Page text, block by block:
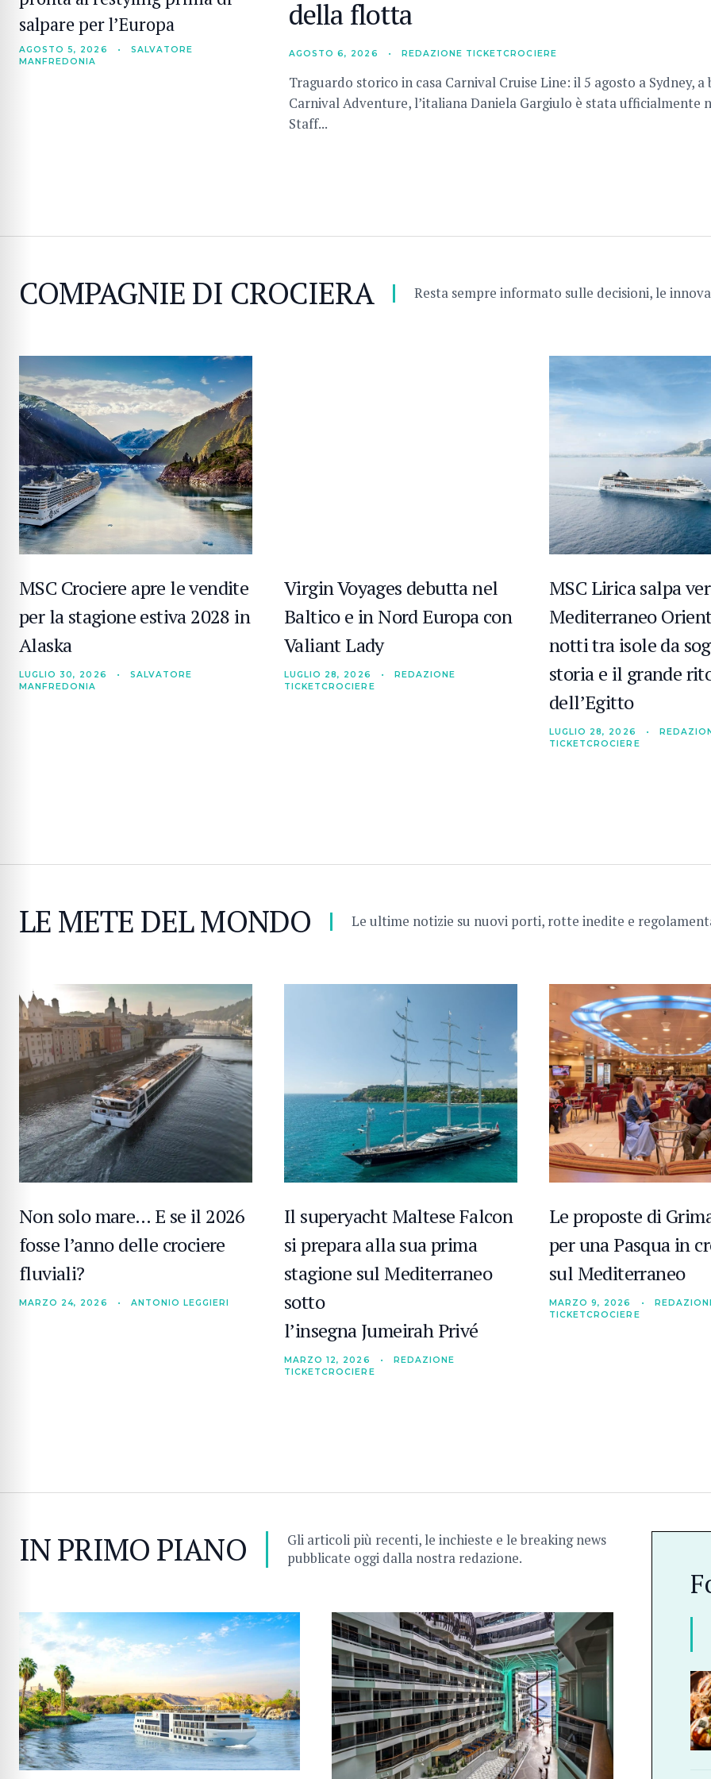
salpare per l’Europa
AGOSTO 5, 2026 •
SALVATORE
MANFREDONIA
della flotta
AGOSTO 6, 2026 • REDAZIONE TICKETCROCIERE
Traguardo storico in casa Carnival Cruise Line: il 5 agosto a Sydney, a
Carnival Adventure, l’italiana Daniela Gargiulo è stata ufficialmente
Staff...
COMPAGNIE DI CROCIERA Resta sempre informato sulle decisioni, le
MSC Crociere apre le vendite
per la stagione estiva 2028 in
Alaska
LUGLIO 30, 2026 •
SALVATORE
MANFREDONIA
Virgin Voyages debutta nel
Baltico e in Nord Europa con
Valiant Lady
LUGLIO 28, 2026 •
REDAZIONE
TICKETCROCIERE
MSC Lirica salpa
Mediterraneo
notti tra isole da
storia e il grande
dell’Egitto
LUGLIO 28, 2026 •
TICKETCROCIERE
LE METE DEL MONDO Le ultime notizie su nuovi porti, rotte inedite e
Non solo mare… E se il 2026
fosse l’anno delle crociere
fluviali?
MARZO 24, 2026 • ANTONIO LEGGIERI
Il superyacht Maltese Falcon
si prepara alla sua prima
stagione sul Mediterraneo
sotto
l’insegna Jumeirah Privé
MARZO 12, 2026 •
REDAZIONE
TICKETCROCIERE
Le proposte di
per una Pasqua in
sul Mediterraneo
MARZO 9, 2026 •
TICKETCROCIERE
IN PRIMO PIANO
Gli articoli più recenti, le inchieste e le breaking news
pubblicate oggi dalla nostra redazione.